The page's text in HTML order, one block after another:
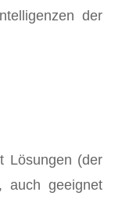
der
Lösungen (der
auch geeignet